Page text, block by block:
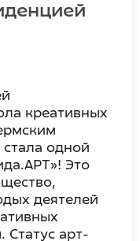
креативных
одной
Это
деятелей
Статус арт-